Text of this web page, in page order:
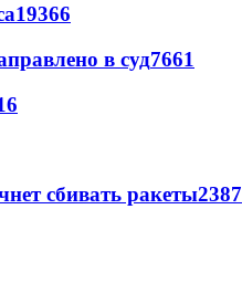
19366
в суд7661
сбивать ракеты2387